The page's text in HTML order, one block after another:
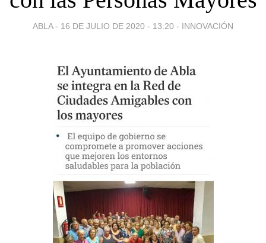
ABLA - 16 DE JULIO DE 2020 - 13:20 - INNOVACIÓN